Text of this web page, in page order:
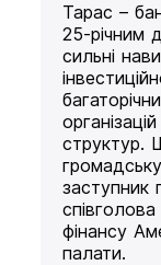
Тарас –
25-річним
сильні
структур.
фінансу
палати.